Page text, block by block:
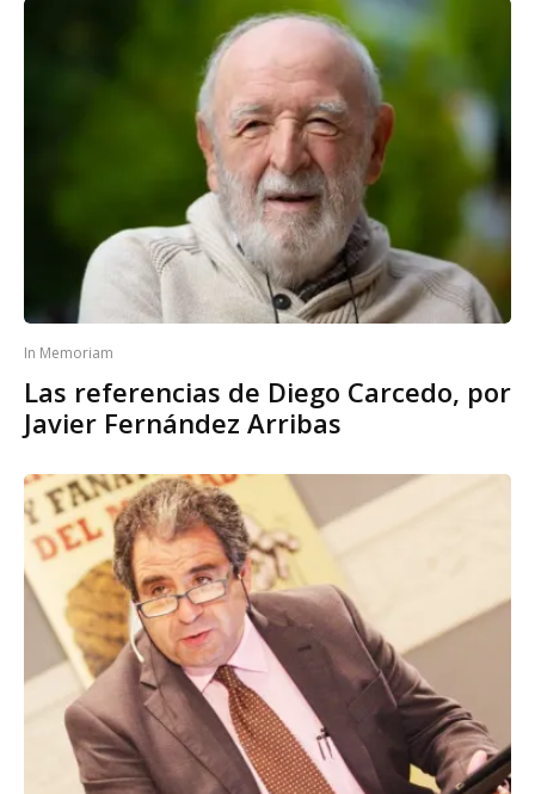
In Memoriam
Las referencias de Diego Carcedo, por
Javier Fernández Arribas